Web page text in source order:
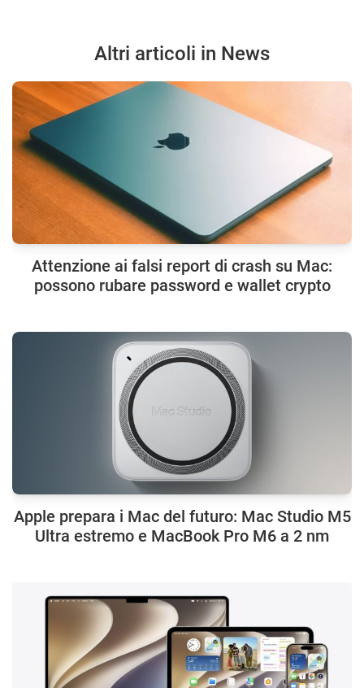
Altri articoli in News
Attenzione ai falsi report di crash su Mac:
possono rubare password e wallet crypto
Apple prepara i Mac del futuro: Mac Studio M5
Ultra estremo e MacBook Pro M6 a 2 nm